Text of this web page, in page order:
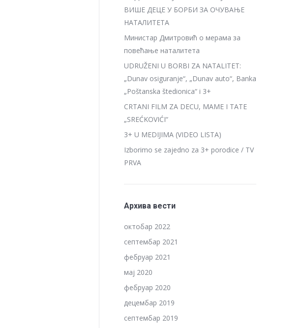
ВИШЕ ДЕЦЕ У БОРБИ ЗА ОЧУВАЊЕ
НАТАЛИТЕТА
Министар Дмитровић о мерама за
повећање наталитета
UDRUŽENI U BORBI ZA NATALITET:
„Dunav osiguranje“, „Dunav auto“, Banka
„Poštanska štedionica“ i 3+
CRTANI FILM ZA DECU, MAME I TATE
„SREĆKOVIĆI“
3+ U MEDIJIMA (VIDEO LISTA)
Izborimo se zajedno za 3+ porodice / TV
PRVA
Архива вести
октобар 2022
септембар 2021
фебруар 2021
мај 2020
фебруар 2020
децембар 2019
септембар 2019